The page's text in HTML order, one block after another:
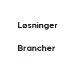
Løsninger
Brancher